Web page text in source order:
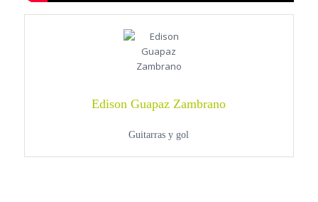
Edison Guapaz Zambrano
Guitarras y gol